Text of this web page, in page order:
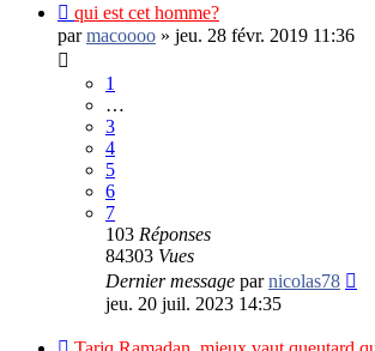
qui est cet homme?
parmacoooo » jeu. 28 févr. 2019 11:36
1
…
3
4
5
6
7
103 Réponses
84303 Vues
Dernier message parnicolas78
jeu. 20 juil. 2023 14:35